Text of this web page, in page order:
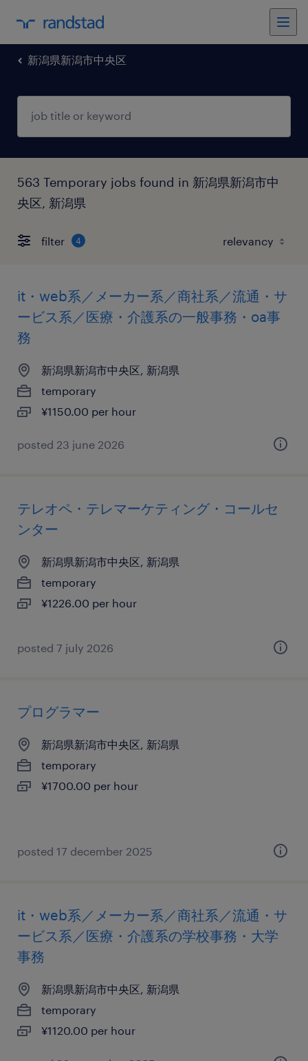
新潟県新潟市中央区
563 Temporary jobs found in 新潟県新潟市中
央区, 新潟県
filter 4
it・web系／メーカー系／商社系／流通・サ
ービス系／医療・介護系の一般事務・oa事
務
新潟県新潟市中央区, 新潟県
temporary
¥1150.00 per hour
posted 23 june 2026
テレオペ・テレマーケティング・コールセ
ンター
新潟県新潟市中央区, 新潟県
temporary
¥1226.00 per hour
posted 7 july 2026
プログラマー
新潟県新潟市中央区, 新潟県
temporary
¥1700.00 per hour
posted 17 december 2025
it・web系／メーカー系／商社系／流通・サ
ービス系／医療・介護系の学校事務・大学
事務
新潟県新潟市中央区, 新潟県
temporary
¥1120.00 per hour